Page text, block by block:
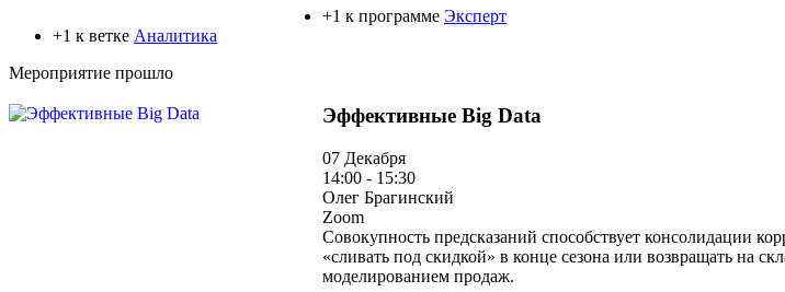
+1 к программе Эксперт
+1 к ветке Аналитика
Мероприятие прошло
Эффективные Big Data
07 Декабря
14:00 - 15:30
Олег Брагинский
Zoom
Совокупность предсказаний способствует консолидации
«сливать под скидкой» в конце сезона или возвращать на
моделированием продаж.